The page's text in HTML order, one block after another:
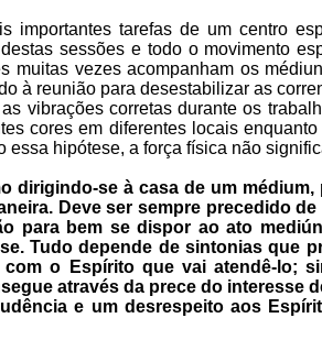
tarefas de um centro
sessões e todo o movimento
vezes acompanham os
à reunião para desestabilizar as
vibrações corretas durante os
cores em diferentes locais
hipótese, a força física não
dirigindo-se à casa de um
Deve ser sempre precedido
para bem se dispor ao ato
Tudo depende de sintonias que
o Espírito que vai atendê-lo;
através da prece do interesse
e um desrespeito aos